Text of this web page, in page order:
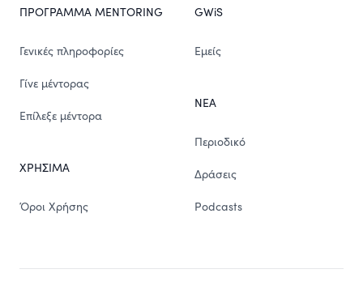
ΠΡΟΓΡΑΜΜΑ MENTORING
Γενικές πληροφορίες
Γίνε μέντορας
Επίλεξε μέντορα
ΧΡΗΣΙΜΑ
Όροι Χρήσης
GWiS
Εμείς
ΝΕΑ
Περιοδικό
Δράσεις
Podcasts